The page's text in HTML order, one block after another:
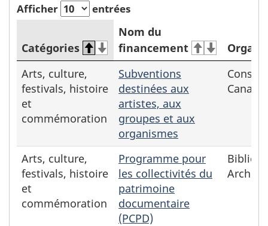
Afficher
entrées
Catégories
Nom du
financement
Arts, culture,
festivals, histoire
et
commémoration
Subventions
destinées aux
artistes, aux
groupes et aux
organismes
Canada
Arts, culture,
festivals, histoire
et
commémoration
Programme pour
les collectivités du
patrimoine
documentaire
(PCPD)